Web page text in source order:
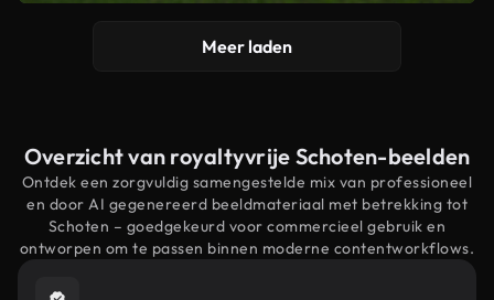
Meer laden
Overzicht van royaltyvrije Schoten-beelden
Ontdek een zorgvuldig samengestelde mix van professioneel
en door AI gegenereerd beeldmateriaal met betrekking tot
Schoten – goedgekeurd voor commercieel gebruik en
ontworpen om te passen binnen moderne contentworkflows.